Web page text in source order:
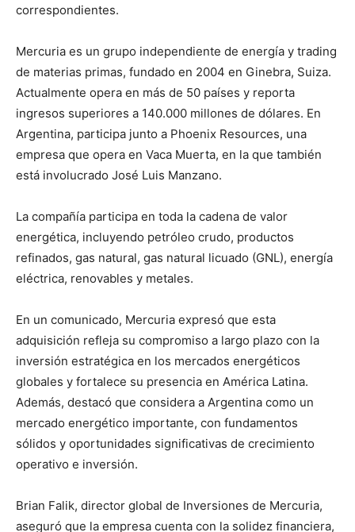
correspondientes.
Mercuria es un grupo independiente de energía y trading
de materias primas, fundado en 2004 en Ginebra, Suiza.
Actualmente opera en más de 50 países y reporta
ingresos superiores a 140.000 millones de dólares. En
Argentina, participa junto a Phoenix Resources, una
empresa que opera en Vaca Muerta, en la que también
está involucrado José Luis Manzano.
La compañía participa en toda la cadena de valor
energética, incluyendo petróleo crudo, productos
refinados, gas natural, gas natural licuado (GNL), energía
eléctrica, renovables y metales.
En un comunicado, Mercuria expresó que esta
adquisición refleja su compromiso a largo plazo con la
inversión estratégica en los mercados energéticos
globales y fortalece su presencia en América Latina.
Además, destacó que considera a Argentina como un
mercado energético importante, con fundamentos
sólidos y oportunidades significativas de crecimiento
operativo e inversión.
Brian Falik, director global de Inversiones de Mercuria,
aseguró que la empresa cuenta con la solidez financiera,